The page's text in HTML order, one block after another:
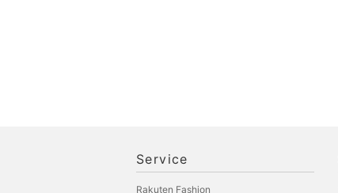
Service
Rakuten Fashion